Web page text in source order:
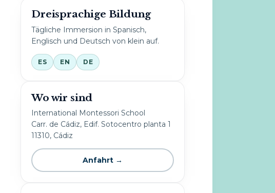
Dreisprachige Bildung
Tägliche Immersion in Spanisch,
Englisch und Deutsch von klein auf.
ES EN DE
Wo wir sind
International Montessori School
Carr. de Cádiz, Edif. Sotocentro planta 1
11310, Cádiz
Anfahrt →